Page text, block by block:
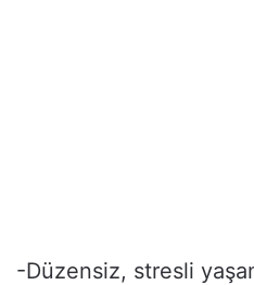
-Düzensiz, stresli